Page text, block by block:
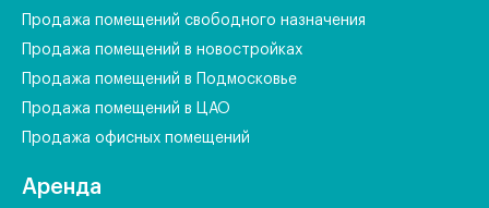
Продажа помещений свободного назначения
Продажа помещений в новостройках
Продажа помещений в Подмосковье
Продажа помещений в ЦАО
Продажа офисных помещений
Аренда